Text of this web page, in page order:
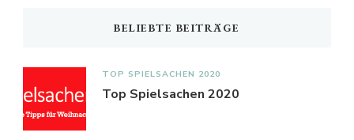
BELIEBTE BEITRÄGE
TOP SPIELSACHEN 2020
Top Spielsachen 2020